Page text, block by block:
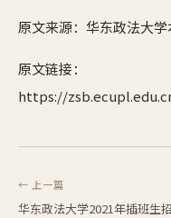
原文来源：华东政法大
原文链接：
https://
← 上一篇
华东政法大学2021年插班生招